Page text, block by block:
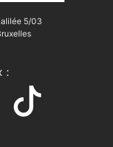
5/03
: